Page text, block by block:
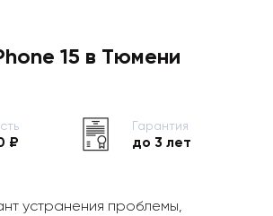
15 в Тюмени
₽
Гарантия
до 3 лет
устранения проблемы,